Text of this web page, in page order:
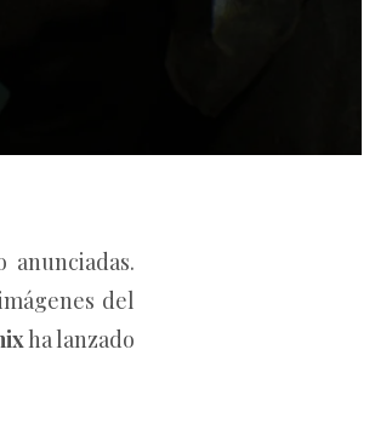
del
ha lanzado